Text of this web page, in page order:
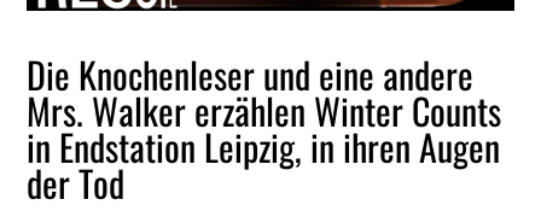
Die Knochenleser und eine andere
Mrs. Walker erzählen Winter Counts
in Endstation Leipzig, in ihren Augen
der Tod